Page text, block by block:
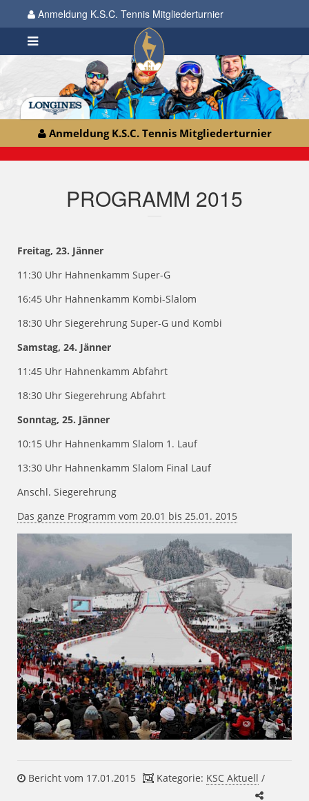
Anmeldung K.S.C. Tennis Mitgliederturnier
Anmeldung K.S.C. Tennis Mitgliederturnier
PROGRAMM 2015
Freitag, 23. Jänner
11:30 Uhr Hahnenkamm Super-G
16:45 Uhr Hahnenkamm Kombi-Slalom
18:30 Uhr Siegerehrung Super-G und Kombi
Samstag, 24. Jänner
11:45 Uhr Hahnenkamm Abfahrt
18:30 Uhr Siegerehrung Abfahrt
Sonntag, 25. Jänner
10:15 Uhr Hahnenkamm Slalom 1. Lauf
13:30 Uhr Hahnenkamm Slalom Final Lauf
Anschl. Siegerehrung
Das ganze Programm vom 20.01 bis 25.01. 2015
Bericht vom 17.01.2015 Kategorie: KSC Aktuell /